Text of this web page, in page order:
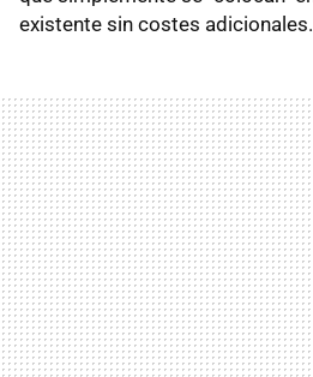
existente sin costes adicionales.